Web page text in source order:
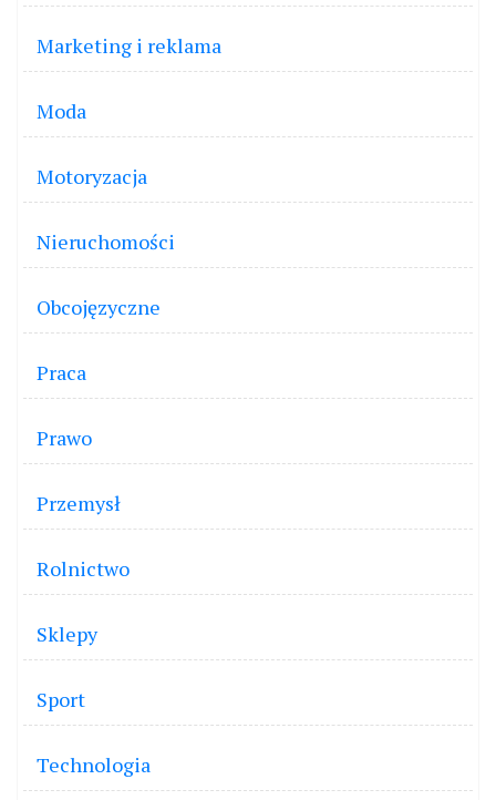
Marketing i reklama
Moda
Motoryzacja
Nieruchomości
Obcojęzyczne
Praca
Prawo
Przemysł
Rolnictwo
Sklepy
Sport
Technologia